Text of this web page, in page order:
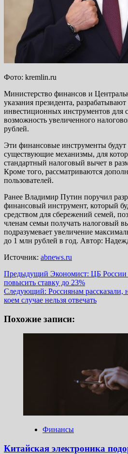
Фото: kremlin.ru
Министерство финансов и
указания президента,
инвестиционных инструментов для
возможность увеличенного
рублей.
Эти финансовые инструменты будут
существующие механизмы, для
стандартный налоговый вычет в
Кроме того, рассматриваются
пользователей.
Ранее Владимир Путин поручил
финансовый инструмент, который
средством для сбережений семей,
членам семьи получать налоговый
подразумевает увеличение
до 1 млн рублей в год. Автор:
Источник: abnews.ru
Навигация
записи
Предыдущий Экономист: ЦБ России
повысить ставку до 23%
Следующий: Россиянам рассказали,
коем случае нельзя отвечать
Похожие записи:
Финансы
Китайская электроника